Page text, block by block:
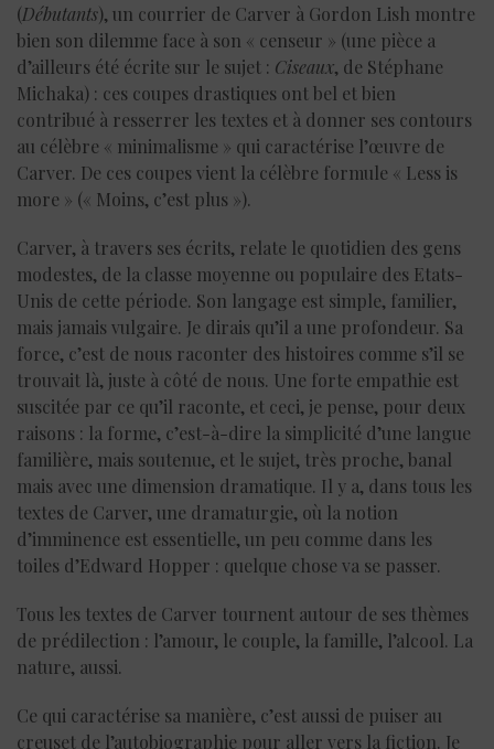
(Débutants), un courrier de Carver à Gordon Lish montre
bien son dilemme face à son « censeur » (une pièce a
d’ailleurs été écrite sur le sujet : Ciseaux, de Stéphane
Michaka) : ces coupes drastiques ont bel et bien
contribué à resserrer les textes et à donner ses contours
au célèbre « minimalisme » qui caractérise l’œuvre de
Carver. De ces coupes vient la célèbre formule « Less is
more » (« Moins, c’est plus »).
Carver, à travers ses écrits, relate le quotidien des gens
modestes, de la classe moyenne ou populaire des Etats-
Unis de cette période. Son langage est simple, familier,
mais jamais vulgaire. Je dirais qu’il a une profondeur. Sa
force, c’est de nous raconter des histoires comme s’il se
trouvait là, juste à côté de nous. Une forte empathie est
suscitée par ce qu’il raconte, et ceci, je pense, pour deux
raisons : la forme, c’est-à-dire la simplicité d’une langue
familière, mais soutenue, et le sujet, très proche, banal
mais avec une dimension dramatique. Il y a, dans tous les
textes de Carver, une dramaturgie, où la notion
d’imminence est essentielle, un peu comme dans les
toiles d’Edward Hopper : quelque chose va se passer.
Tous les textes de Carver tournent autour de ses thèmes
de prédilection : l’amour, le couple, la famille, l’alcool. La
nature, aussi.
Ce qui caractérise sa manière, c’est aussi de puiser au
creuset de l’autobiographie pour aller vers la fiction. Je